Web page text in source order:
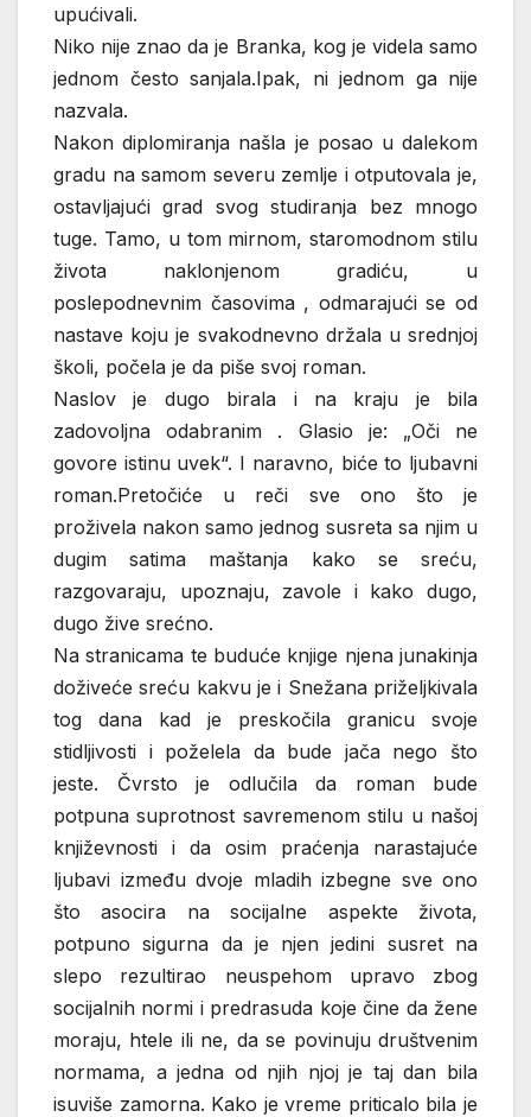
upućivali.
Niko nije znao da je Branka, kog je videla samo
jednom često sanjala.Ipak, ni jednom ga nije
nazvala.
Nakon diplomiranja našla je posao u dalekom
gradu na samom severu zemlje i otputovala je,
ostavljajući grad svog studiranja bez mnogo
tuge. Tamo, u tom mirnom, staromodnom stilu
života naklonjenom gradiću, u
poslepodnevnim časovima , odmarajući se od
nastave koju je svakodnevno držala u srednjoj
školi, počela je da piše svoj roman.
Naslov je dugo birala i na kraju je bila
zadovoljna odabranim . Glasio je: „Oči ne
govore istinu uvek“. I naravno, biće to ljubavni
roman.Pretočiće u reči sve ono što je
proživela nakon samo jednog susreta sa njim u
dugim satima maštanja kako se sreću,
razgovaraju, upoznaju, zavole i kako dugo,
dugo žive srećno.
Na stranicama te buduće knjige njena junakinja
doživeće sreću kakvu je i Snežana priželjkivala
tog dana kad je preskočila granicu svoje
stidljivosti i poželela da bude jača nego što
jeste. Čvrsto je odlučila da roman bude
potpuna suprotnost savremenom stilu u našoj
književnosti i da osim praćenja narastajuće
ljubavi između dvoje mladih izbegne sve ono
što asocira na socijalne aspekte života,
potpuno sigurna da je njen jedini susret na
slepo rezultirao neuspehom upravo zbog
socijalnih normi i predrasuda koje čine da žene
moraju, htele ili ne, da se povinuju društvenim
normama, a jedna od njih njoj je taj dan bila
isuviše zamorna. Kako je vreme priticalo bila je